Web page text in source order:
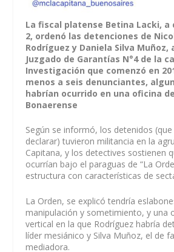
La fiscal platense Betina Lacki, a
2, ordenó las detenciones de
Rodríguez y Daniela Silva Muñoz,
Juzgado de Garantías N°4 de la
Investigación que comenzó en
menos a seis denunciantes,
habrían ocurrido en una oficina
Bonaerense
Según se informó, los detenidos
declarar) tuvieron militancia en la
Capitana, y los detectives sostienen
ocurrían bajo el paraguas de “La
estructura con características de
La Orden, se explicó tendría
manipulación y sometimiento, y una
vertical en la que Rodríguez habría
líder mesiánico y Silva Muñoz, el de
mediadora.